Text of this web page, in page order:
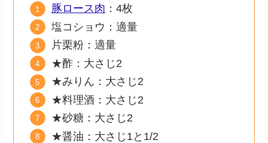
豚ロース肉 ：4枚
塩コショウ：適量
片栗粉：適量
★酢：大さじ2
★みりん：大さじ2
★料理酒：大さじ2
★砂糖：大さじ2
★醤油：大さじ1と1/2